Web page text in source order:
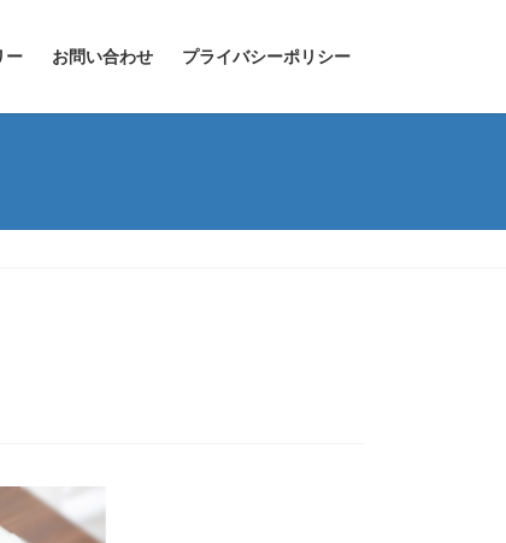
ー お問い合わせ プライバシーポリシー